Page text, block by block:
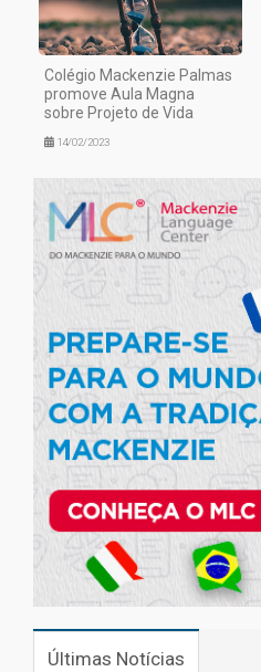
Colégio Mackenzie Palmas
promove Aula Magna
sobre Projeto de Vida
14/02/2023
Últimas Notícias